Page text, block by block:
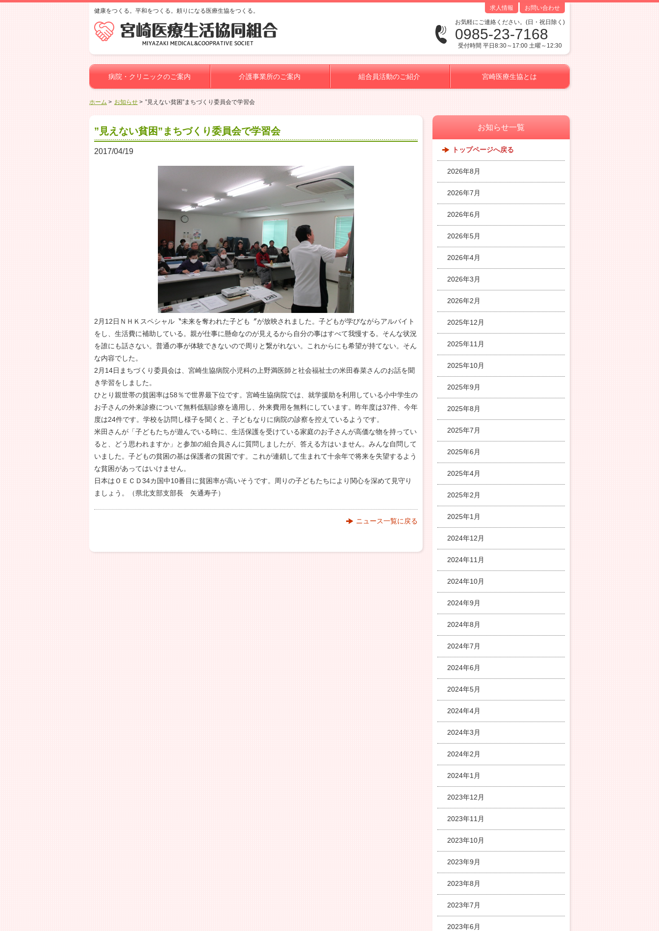
求人情報 お問い合わせ
健康をつくる。平和をつくる。頼りになる医療生協をつくる。
お気軽にご連絡ください。(日・祝日除く)
0985-23-7168
受付時間 平日8:30～17:00 土曜～12:30
病院・クリニックのご案内 介護事業所のご案内 組合員活動のご紹介 宮崎医療生協とは
ホーム お知らせ ”見えない貧困”まちづくり委員会で学習会
”見えない貧困”まちづくり委員会で学習会
2017/04/19
2月12日ＮＨＫスペシャル〝未来を奪われた子ども〞が放映されました。子どもが学びながらアルバイト
をし、生活費に補助している。親が仕事に懸命なのが見えるから自分の事はすべて我慢する。そんな状況
を誰にも話さない。普通の事が体験できないので周りと繋がれない。これからにも希望が持てない。そん
な内容でした。
2月14日まちづくり委員会は、宮崎生協病院小児科の上野満医師と社会福祉士の米田春菜さんのお話を聞
き学習をしました。
ひとり親世帯の貧困率は58％で世界最下位です。宮崎生協病院では、就学援助を利用している小中学生の
お子さんの外来診療について無料低額診療を適用し、外来費用を無料にしています。昨年度は37件、今年
度は24件です。学校を訪問し様子を聞くと、子どもなりに病院の診察を控えているようです。
米田さんが「子どもたちが遊んでいる時に、生活保護を受けている家庭のお子さんが高価な物を持ってい
ると、どう思われますか」と参加の組合員さんに質問しましたが、答える方はいません。みんな自問して
いました。子どもの貧困の基は保護者の貧困です。これが連鎖して生まれて十余年で将来を失望するよう
な貧困があってはいけません。
日本はＯＥＣＤ34カ国中10番目に貧困率が高いそうです。周りの子どもたちにより関心を深めて見守り
ましょう。（県北支部支部長 矢通寿子）
ニュース一覧に戻る
お知らせ一覧
トップページへ戻る
2026年8月
2026年7月
2026年6月
2026年5月
2026年4月
2026年3月
2026年2月
2025年12月
2025年11月
2025年10月
2025年9月
2025年8月
2025年7月
2025年6月
2025年4月
2025年2月
2025年1月
2024年12月
2024年11月
2024年10月
2024年9月
2024年8月
2024年7月
2024年6月
2024年5月
2024年4月
2024年3月
2024年2月
2024年1月
2023年12月
2023年11月
2023年10月
2023年9月
2023年8月
2023年7月
2023年6月